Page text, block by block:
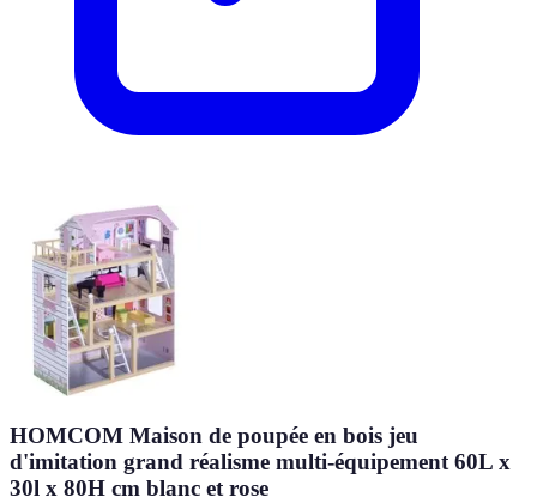
HOMCOM Maison de poupée en bois jeu
d'imitation grand réalisme multi-équipement 60L x
30l x 80H cm blanc et rose